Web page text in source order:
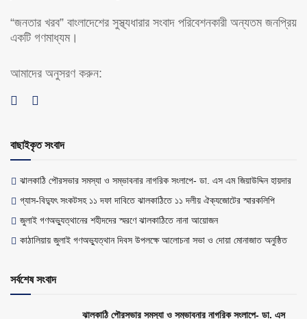
“জনতার খরব” বাংলাদেশের সুস্থ্যধারার সংবাদ পরিবেশনকারী অন্যতম জনপ্রিয়
একটি গণমাধ্যম।
আমাদের অনুসরণ করুন:
বাছাইকৃত সংবাদ
ঝালকাঠি পৌরসভার সমস্যা ও সম্ভাবনার নাগরিক সংলাপে- ডা. এস এম জিয়াউদ্দিন হায়দার
গ্যাস-বিদ্যুৎ সংকটসহ ১১ দফা দাবিতে ঝালকাঠিতে ১১ দলীয় ঐক্যজোটের স্মারকলিপি
জুলাই গণঅভ্যুত্থানের শহীদদের স্মরণে ঝালকাঠিতে নানা আয়োজন
কাঠালিয়ায় জুলাই গণঅভ্যুত্থান দিবস উপলক্ষে আলোচনা সভা ও দোয়া মোনাজাত অনুষ্ঠিত
সর্বশেষ সংবাদ
ঝালকাঠি পৌরসভার সমস্যা ও সম্ভাবনার নাগরিক সংলাপে- ডা. এস